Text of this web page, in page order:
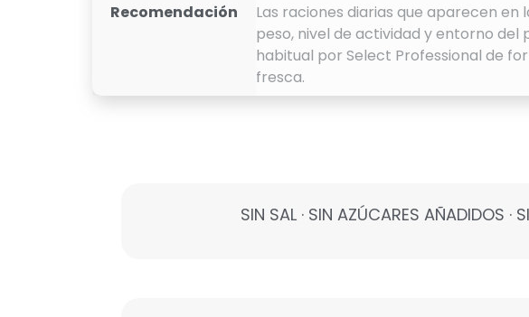
Recomendación
Las raciones diarias que aparecen
peso, nivel de actividad y entorno
habitual por Select Professional de
fresca.
SIN SAL · SIN AZÚCARES AÑADIDOS ·